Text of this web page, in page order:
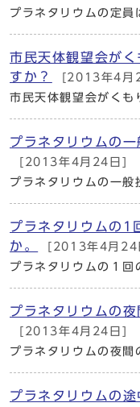
プラネタリウムの定員
市民天体観望会が
すか？
[2013年4月
市民天体観望会がくも
プラネタリウムの一
[2013年4月24日]
プラネタリウムの一般
プラネタリウムの1
か。
[2013年4月24
プラネタリウムの１回
プラネタリウムの夜
[2013年4月24日]
プラネタリウムの夜間
プラネタリウムの途